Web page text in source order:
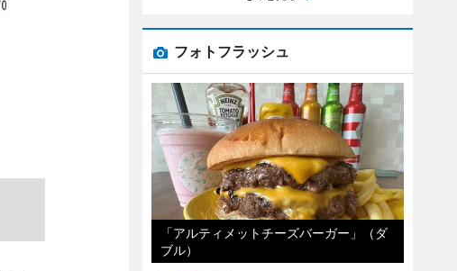
フォトフラッシュ
「アルティメットチーズバーガー」（ダ
ブル）